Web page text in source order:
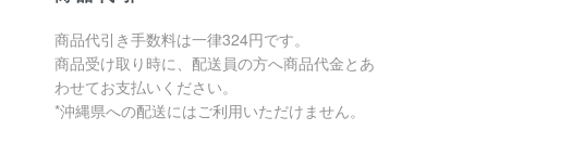
商品代引き手数料は一律324円です。
商品受け取り時に、配送員の方へ商品代金とあ
わせてお支払いください。
*沖縄県への配送にはご利用いただけません。